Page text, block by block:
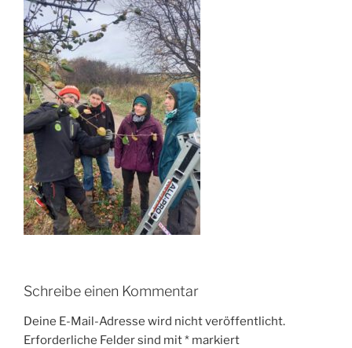
Schreibe einen Kommentar
Deine E-Mail-Adresse wird nicht veröffentlicht.
Erforderliche Felder sind mit* markiert